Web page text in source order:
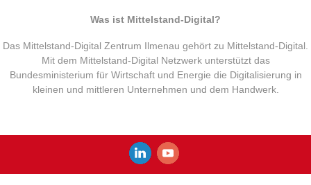
Was ist Mittelstand-Digital?
Das Mittelstand-Digital Zentrum Ilmenau gehört zu Mittelstand-Digital.
Mit dem Mittelstand-Digital Netzwerk unterstützt das
Bundesministerium für Wirtschaft und Energie die Digitalisierung in
kleinen und mittleren Unternehmen und dem Handwerk.